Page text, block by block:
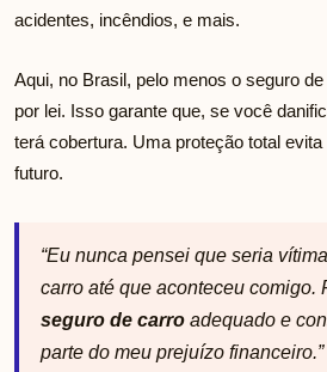
acidentes, incêndios, e mais.
Aqui, no Brasil, pelo menos o seguro
por lei. Isso garante que, se você
terá cobertura. Uma proteção total
futuro.
“Eu nunca pensei que seria
carro até que aconteceu comigo.
seguro de carro adequado e
parte do meu prejuízo